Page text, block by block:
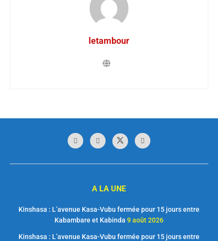
letambour
A LA UNE
Kinshasa : L’avenue Kasa-Vubu fermée pour 15 jours entre
Kabambare et Kabinda 9 août 2026
Kinshasa : L’avenue Kasa-Vubu fermée pour 15 jours entre